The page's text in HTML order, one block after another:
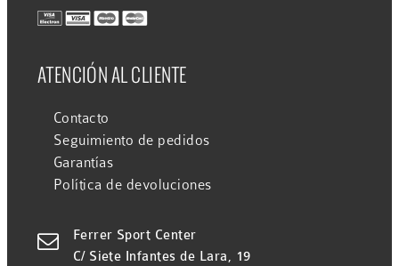
ATENCIÓN AL CLIENTE
Contacto
Seguimiento de pedidos
Garantías
Política de devoluciones

Ferrer Sport Center
C/ Siete Infantes de Lara, 19